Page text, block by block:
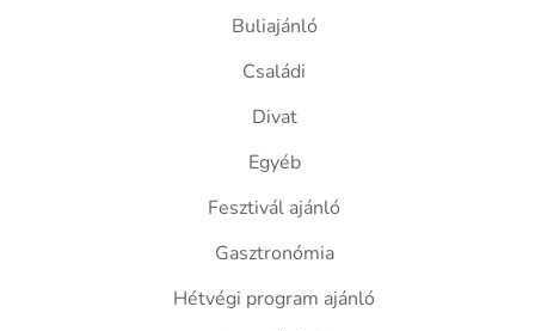
Buliajánló
Családi
Divat
Egyéb
Fesztivál ajánló
Gasztronómia
Hétvégi program ajánló